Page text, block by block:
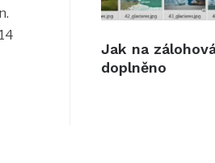
Jak na
doplněno